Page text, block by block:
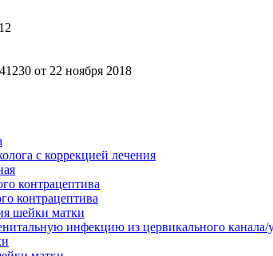
от 22 ноября 2018
с коррекцией лечения
контрацептива
контрацептива
шейки матки
инфекцию из цервикального канала/